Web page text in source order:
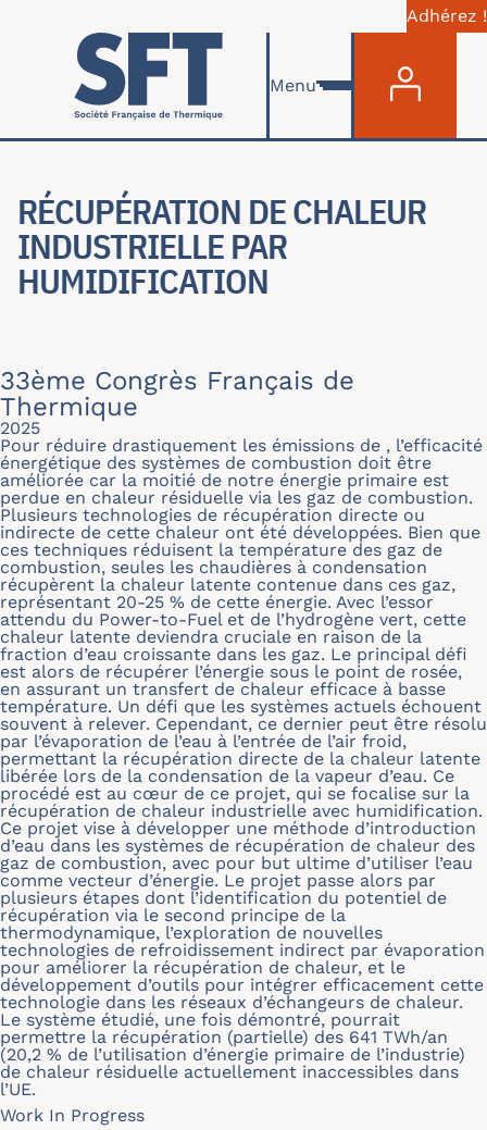
Aller au contenu principal
Adhérez !
Menu
RÉCUPÉRATION DE CHALEUR
INDUSTRIELLE PAR
HUMIDIFICATION
33ème Congrès Français de
Thermique
2025
Pour réduire drastiquement les émissions de , l’efficacité
énergétique des systèmes de combustion doit être
améliorée car la moitié de notre énergie primaire est
perdue en chaleur résiduelle via les gaz de combustion.
Plusieurs technologies de récupération directe ou
indirecte de cette chaleur ont été développées. Bien que
ces techniques réduisent la température des gaz de
combustion, seules les chaudières à condensation
récupèrent la chaleur latente contenue dans ces gaz,
représentant 20-25 % de cette énergie. Avec l’essor
attendu du Power-to-Fuel et de l’hydrogène vert, cette
chaleur latente deviendra cruciale en raison de la
fraction d’eau croissante dans les gaz. Le principal défi
est alors de récupérer l’énergie sous le point de rosée,
en assurant un transfert de chaleur efficace à basse
température. Un défi que les systèmes actuels échouent
souvent à relever. Cependant, ce dernier peut être résolu
par l’évaporation de l’eau à l’entrée de l’air froid,
permettant la récupération directe de la chaleur latente
libérée lors de la condensation de la vapeur d’eau. Ce
procédé est au cœur de ce projet, qui se focalise sur la
récupération de chaleur industrielle avec humidification.
Ce projet vise à développer une méthode d’introduction
d’eau dans les systèmes de récupération de chaleur des
gaz de combustion, avec pour but ultime d’utiliser l’eau
comme vecteur d’énergie. Le projet passe alors par
plusieurs étapes dont l’identification du potentiel de
récupération via le second principe de la
thermodynamique, l’exploration de nouvelles
technologies de refroidissement indirect par évaporation
pour améliorer la récupération de chaleur, et le
développement d’outils pour intégrer efficacement cette
technologie dans les réseaux d’échangeurs de chaleur.
Le système étudié, une fois démontré, pourrait
permettre la récupération (partielle) des 641 TWh/an
(20,2 % de l’utilisation d’énergie primaire de l’industrie)
de chaleur résiduelle actuellement inaccessibles dans
l’UE.
Work In Progress